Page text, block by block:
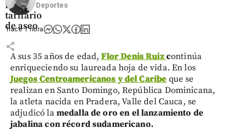
marco
tarifario
de aseo
share
Deportes
hace 1 hora
A sus 35 años de edad,Flor Denis Ruizcontinúa
enriqueciendo su laureada hoja de vida. En los
Juegos Centroamericanos y del Caribe que se
realizan en Santo Domingo, República Dominicana,
la atleta nacida en Pradera, Valle del Cauca, se
adjudicó lamedalla de oro en el lanzamiento de
jabalina con récord sudamericano.